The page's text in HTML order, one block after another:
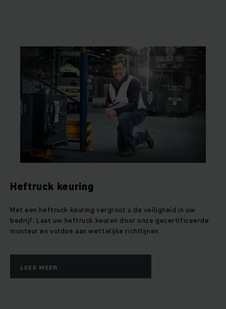
Heftruck keuring
Met een heftruck keuring vergroot u de veiligheid in uw
bedrijf. Laat uw heftruck keuren door onze gecertificeerde
monteur en voldoe aan wettelijke richtlijnen.
LEES MEER